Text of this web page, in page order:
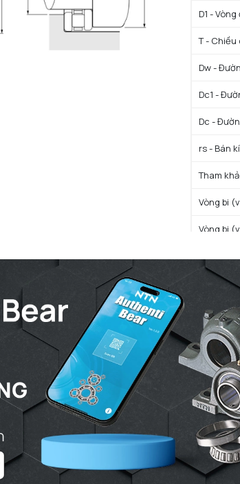
D1 -
T -
Dw -
Dc1 -
Dc -
rs - Bán
Tham
Vòng bi
Vòng bi
Eb -
Trọng
Trọng
Vòng bi
Vòng bi
HIỆU
Ca - Tải